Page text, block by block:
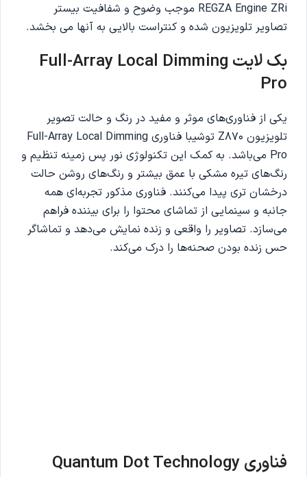
REGZA Engine ZRi موجب وضوح و شفافیت بیستر
تصاویر تلویزیون شده و کنتراست بالایی به آنها می بخشد.
بک لایت Full-Array Local Dimming
Pro
یکی از فناوری‌های موثر و مفید در رنگ و حالت تصویر
تلویزیون Z870 توشیبا فناوری Full-Array Local Dimming
Pro می‌باشد. به کمک این تکنولوژی نور پس زمینه تنظیم و
رنگ‌های تیره مشکی با عمق بیشتر و رنگ‌های روشن حالت
درخشان تری پیدا می‌کنند. فناوری مذکور تجربه‌ای همه
جانبه و سینمایی از تماشای محتوا را برای بیننده فراهم
می‌سازد. تصاویر را واقعی و زنده نمایش می‌دهد و تماشاگر
حس زنده بودن صحنه‌ها را درک می‌کند.
فناوری Quantum Dot Technology